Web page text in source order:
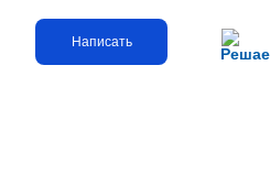
Написать